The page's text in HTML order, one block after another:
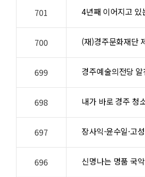
701 4년째 이어지고
700 (재)경주문화재단
699 경주예술의전당
698 내가 바로 경주 청
697 장사익·윤수일·
696 신명나는 명품 국